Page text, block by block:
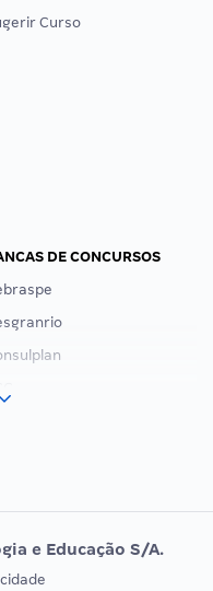
Curso
DE CONCURSOS
e Educação S/A.